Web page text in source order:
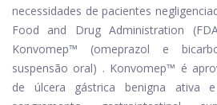
necessidades de pacientes
Food and Drug Administration
Konvomep™ (omeprazol e
suspensão oral) . Konvomep™ é
de úlcera gástrica benigna ativa